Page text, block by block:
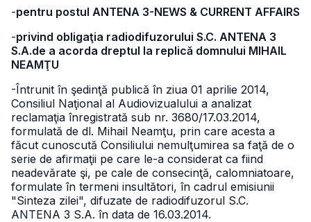
-pentru postul ANTENA 3-NEWS & CURRENT AFFAIRS
-privind obligaţia radiodifuzorului S.C. ANTENA 3
S.A.de a acorda dreptul la replică domnului MIHAIL
NEAMŢU
-Întrunit în şedinţă publică în ziua 01 aprilie 2014,
Consiliul Naţional al Audiovizualului a analizat
reclamaţia înregistrată sub nr. 3680/17.03.2014,
formulată de dl. Mihail Neamţu, prin care acesta a
făcut cunoscută Consiliului nemulţumirea sa faţă de o
serie de afirmaţii pe care le-a considerat ca fiind
neadevărate şi, pe cale de consecinţă, calomniatoare,
formulate în termeni insultători, în cadrul emisiunii
"Sinteza zilei", difuzate de radiodifuzorul S.C.
ANTENA 3 S.A. în data de 16.03.2014.